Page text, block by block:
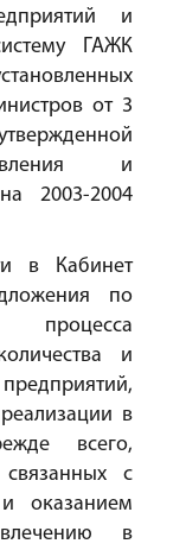
и
ГАЖК
от 3
и
2003-2004
в Кабинет
по
процесса
и
в
всего,
с
оказанием
в